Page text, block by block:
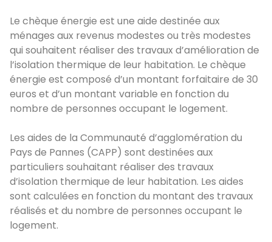
Le chèque énergie est une aide destinée aux
ménages aux revenus modestes ou très modestes
qui souhaitent réaliser des travaux d’amélioration de
l’isolation thermique de leur habitation. Le chèque
énergie est composé d’un montant forfaitaire de 30
euros et d’un montant variable en fonction du
nombre de personnes occupant le logement.
Les aides de la Communauté d’agglomération du
Pays de Pannes (CAPP) sont destinées aux
particuliers souhaitant réaliser des travaux
d’isolation thermique de leur habitation. Les aides
sont calculées en fonction du montant des travaux
réalisés et du nombre de personnes occupant le
logement.